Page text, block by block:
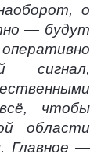
о
— будут
сигнал,
чтобы
области
Главное —